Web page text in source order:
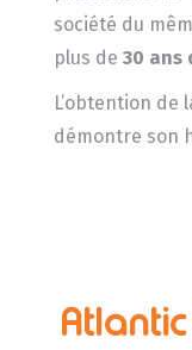
société du
plus de 30 ans
L’obtention de
démontre son